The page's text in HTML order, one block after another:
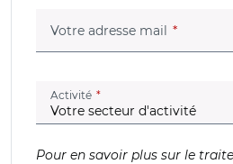
Votre adresse mail (champ
Activité (champ obligatoire)
Pour en savoir plus sur le